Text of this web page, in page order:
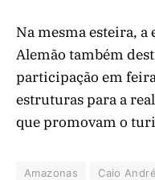
Na mesma esteira,
Alemão também
participação em
estruturas para a
que promovam o
Amazonas Caio André